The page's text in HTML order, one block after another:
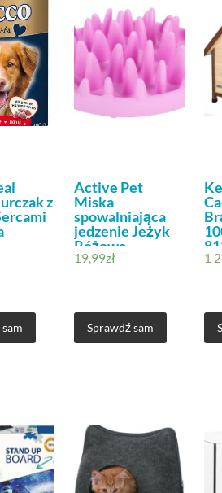
z
Active Pet
Miska
spowalniająca
jedzenie Jeżyk
Różowa
19,99zł
Sprawdź sam
1